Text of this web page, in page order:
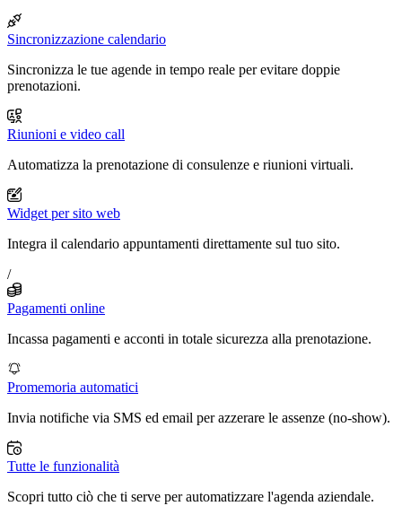
Sincronizzazione calendario
Sincronizza le tue agende in tempo reale per evitare doppie
prenotazioni.
Riunioni e video call
Automatizza la prenotazione di consulenze e riunioni virtuali.
Widget per sito web
Integra il calendario appuntamenti direttamente sul tuo sito.
/
Pagamenti online
Incassa pagamenti e acconti in totale sicurezza alla prenotazione.
Promemoria automatici
Invia notifiche via SMS ed email per azzerare le assenze (no-show).
Tutte le funzionalità
Scopri tutto ciò che ti serve per automatizzare l'agenda aziendale.